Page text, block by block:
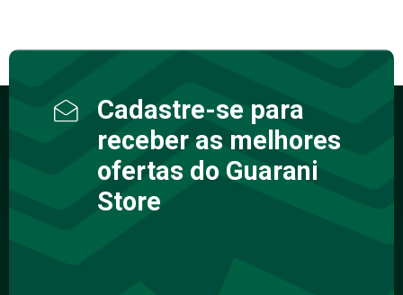
Cadastre-se para
receber as melhores
ofertas do Guarani
Store